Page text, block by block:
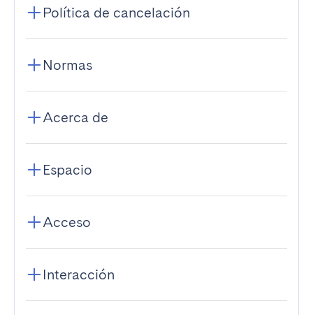
Política de cancelación
Normas
Acerca de
Espacio
Acceso
Interacción